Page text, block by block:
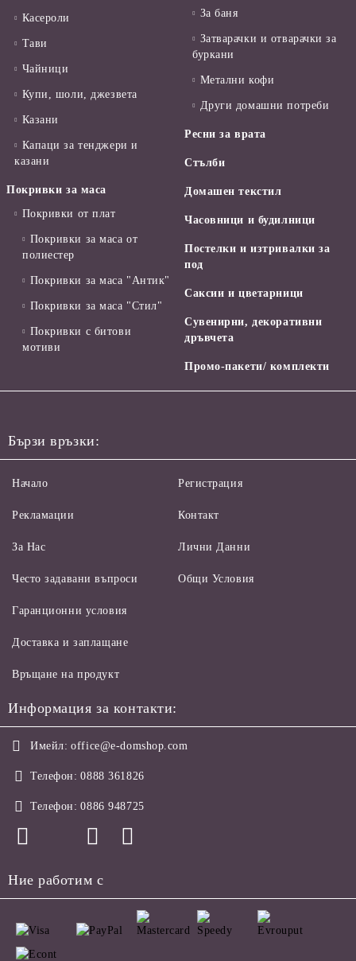
Касероли
Тави
Чайници
Купи, шоли, джезвета
Казани
Капаци за тенджери и
казани
Покривки за маса
Покривки от плат
Покривки за маса от
полиестер
Покривки за маса "Антик"
Покривки за маса "Стил"
Покривки с битови
мотиви
За баня
Затварачки и отварачки за
буркани
Метални кофи
Други домашни потреби
Ресни за врата
Стълби
Домашен текстил
Часовници и будилници
Постелки и изтривалки за
под
Саксии и цветарници
Сувенирни, декоративни
дръвчета
Промо-пакети/ комплекти
Бързи връзки:
Начало
Рекламации
За Нас
Често задавани въпроси
Регистрация
Контакт
Лични Данни
Общи Условия
Гаранционни условия
Доставка и заплащане
Връщане на продукт
Информация за контакти:
Имейл: office@e-domshop.com
Телефон: 0888 361826
Телефон: 0886 948725
Ние работим с